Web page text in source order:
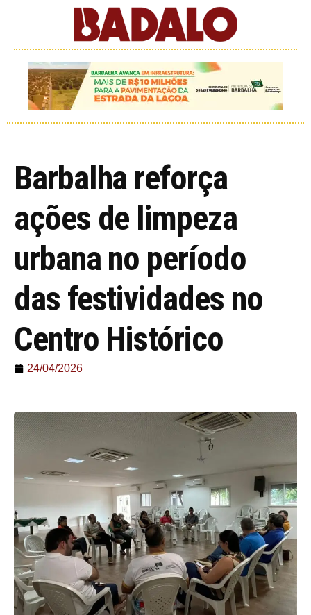
Barbalha reforça
ações de limpeza
urbana no período
das festividades no
Centro Histórico
24/04/2026